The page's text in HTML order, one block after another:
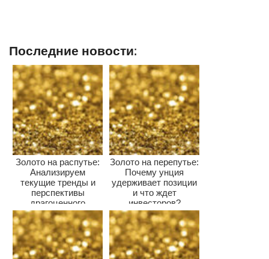
Последние новости:
Золото на распутье:
Анализируем
текущие тренды и
перспективы
драгоценного
металла
Золото на перепутье:
Почему унция
удерживает позиции
и что ждет
инвесторов?